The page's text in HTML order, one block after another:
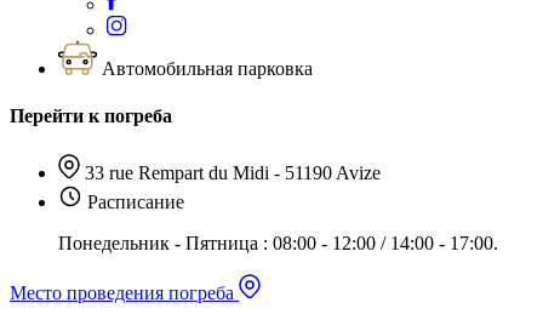
Автомобильная парковка
Перейти к погреба
33 rue Rempart du Midi - 51190 Avize
Расписание
Понедельник - Пятница : 08:00 - 12:00 / 14:00 - 17:00.
Место проведения погреба